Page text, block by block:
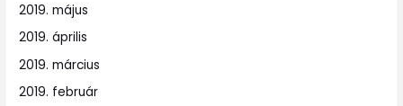
2019. május
2019. április
2019. március
2019. február